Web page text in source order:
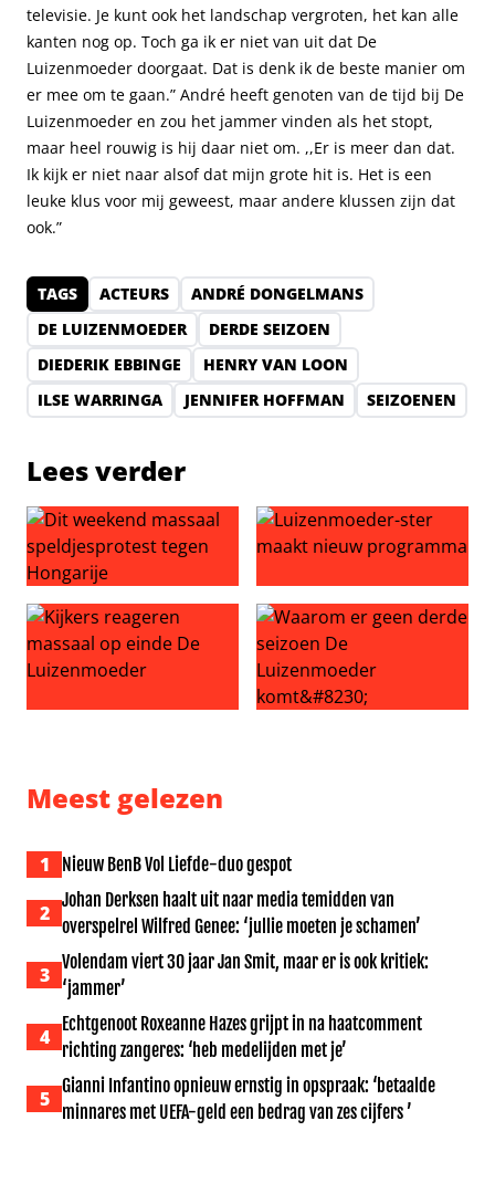
televisie. Je kunt ook het landschap vergroten, het kan alle
kanten nog op. Toch ga ik er niet van uit dat De
Luizenmoeder doorgaat. Dat is denk ik de beste manier om
er mee om te gaan.” André heeft genoten van de tijd bij De
Luizenmoeder en zou het jammer vinden als het stopt,
maar heel rouwig is hij daar niet om. ,,Er is meer dan dat.
Ik kijk er niet naar alsof dat mijn grote hit is. Het is een
leuke klus voor mij geweest, maar andere klussen zijn dat
ook.”
TAGS ACTEURS
ANDRÉ DONGELMANS
DE LUIZENMOEDER
DERDE SEIZOEN
DIEDERIK EBBINGE
HENRY VAN LOON
ILSE WARRINGA
JENNIFER HOFFMAN SEIZOENEN
Lees verder
Dit weekend massaal speldjesprotest tegen Hongarije
Luizenmoeder-ster maakt
Meest gelezen
1 Nieuw BenB Vol Liefde-duo gespot
2
Johan Derksen haalt uit naar media temidden van
overspelrel Wilfred Genee: ‘jullie moeten je schamen’
3
Volendam viert 30 jaar Jan Smit, maar er is ook kritiek:
‘jammer’
4
Echtgenoot Roxeanne Hazes grijpt in na haatcomment
richting zangeres: ‘heb medelijden met je’
5
Gianni Infantino opnieuw ernstig in opspraak: ‘betaalde
minnares met UEFA-geld een bedrag van zes cijfers ’